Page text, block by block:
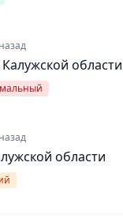
области
области